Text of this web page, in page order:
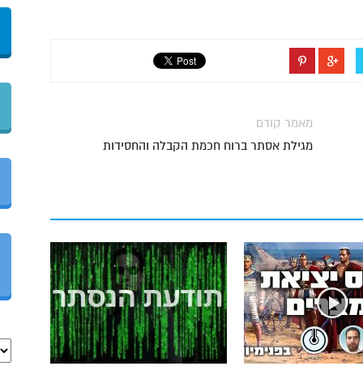
מאמר קודם
מגילת אסתר ברוח חכמת הקבלה והחסידות